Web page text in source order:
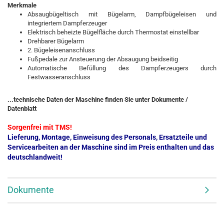
Merkmale
Absaugbügeltisch mit Bügelarm, Dampfbügeleisen und
integriertem Dampferzeuger
Elektrisch beheizte Bügelfläche durch Thermostat einstellbar
Drehbarer Bügelarm
2. Bügeleisenanschluss
Fußpedale zur Ansteuerung der Absaugung beidseitig
Automatische Befüllung des Dampferzeugers durch
Festwasseranschluss
...technische Daten der Maschine finden Sie unter Dokumente /
Datenblatt
Sorgenfrei mit TMS!
Lieferung, Montage, Einweisung des Personals, Ersatzteile und
Servicearbeiten an der Maschine sind im Preis enthalten und das
deutschlandweit!
Dokumente